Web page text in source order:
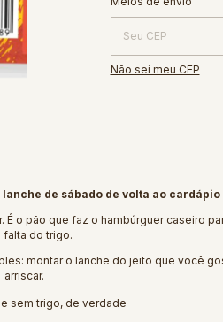
Não sei meu CEP
de sábado de volta ao cardápio
o pão que faz o hambúrguer caseiro
falta do trigo.
montar o lanche do jeito que você
arriscar.
sem trigo, de verdade